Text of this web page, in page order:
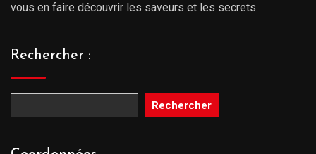
vous en faire découvrir les saveurs et les secrets.
Rechercher :
Rechercher